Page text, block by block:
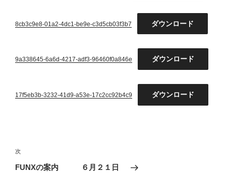
8cb3c9e8-01a2-4dc1-be9e-c3d5cb03f3b7 ダウンロード
9a338645-6a6d-4217-adf3-96460f0a846e ダウンロード
17f5eb3b-3232-41d9-a53e-17c2cc92b4c9 ダウンロード
稿
ナ
次
の
次
FUNXの案内 ６月２１日